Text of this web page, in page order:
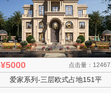
¥5000 点击量：12467
爱家系列-三层欧式占地151平